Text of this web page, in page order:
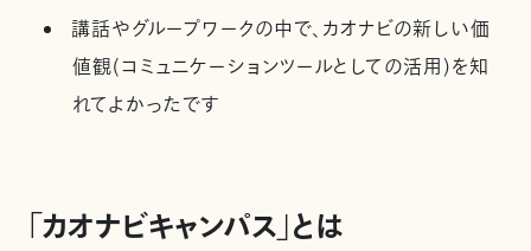
講話やグループワークの中で、カオナビの新しい価
値観(コミュニケーションツールとしての活用)を知
れてよかったです
「カオナビキャンパス」とは